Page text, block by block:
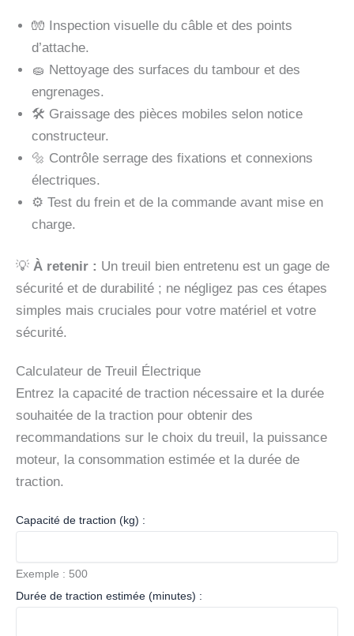
🧤 Inspection visuelle du câble et des points
d’attache.
🧽 Nettoyage des surfaces du tambour et des
engrenages.
🛠️ Graissage des pièces mobiles selon notice
constructeur.
🔩 Contrôle serrage des fixations et connexions
électriques.
⚙️ Test du frein et de la commande avant mise en
charge.
💡 À retenir : Un treuil bien entretenu est un gage de
sécurité et de durabilité ; ne négligez pas ces étapes
simples mais cruciales pour votre matériel et votre
sécurité.
Calculateur de Treuil Électrique
Entrez la capacité de traction nécessaire et la durée
souhaitée de la traction pour obtenir des
recommandations sur le choix du treuil, la puissance
moteur, la consommation estimée et la durée de
traction.
Capacité de traction (kg) :
Exemple : 500
Durée de traction estimée (minutes) :